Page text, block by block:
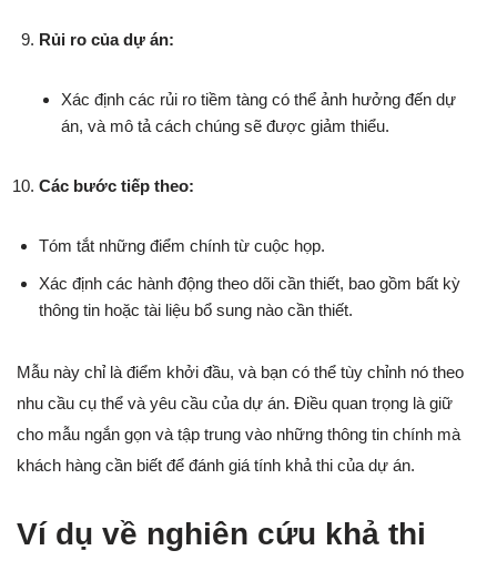
Rủi ro của dự án:
Xác định các rủi ro tiềm tàng có thể ảnh hưởng đến dự
án, và mô tả cách chúng sẽ được giảm thiểu.
Các bước tiếp theo:
Tóm tắt những điểm chính từ cuộc họp.
Xác định các hành động theo dõi cần thiết, bao gồm bất kỳ
thông tin hoặc tài liệu bổ sung nào cần thiết.
Mẫu này chỉ là điểm khởi đầu, và bạn có thể tùy chỉnh nó theo
nhu cầu cụ thể và yêu cầu của dự án. Điều quan trọng là giữ
cho mẫu ngắn gọn và tập trung vào những thông tin chính mà
khách hàng cần biết để đánh giá tính khả thi của dự án.
Ví dụ về nghiên cứu khả thi